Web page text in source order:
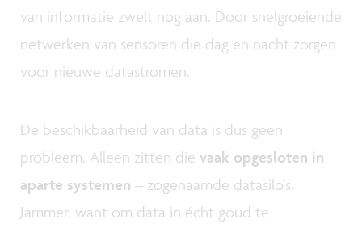
van informatie zwelt nog aan. Door snelgroeiende
netwerken van sensoren die dag en nacht zorgen
voor nieuwe datastromen.
De beschikbaarheid van data is dus geen
probleem. Alleen zitten die vaak opgesloten in
aparte systemen – zogenaamde datasilo’s.
Jammer, want om data in écht goud te